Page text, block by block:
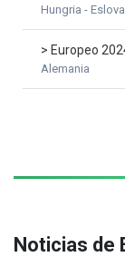
Hungria -
> Europeo
Alemania
Noticias de